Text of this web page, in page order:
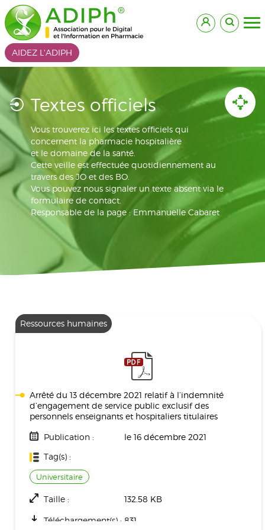
AIDEZ L'ADIPH
Textes officiels
Vous trouverez ici les textes officiels qui
concernent la pharmacie hospitalière
et le domaine de la santé.
Cette veille est effectuée quotidiennement au
travers des JO et des BO.
Vous pouvez nous signaler un texte absent via le
formulaire de contact.
Responsable de la page : Emmanuelle Cabaret
Ressources humaines
Arrêté du 13 décembre 2021 relatif à l’indemnité
d’engagement de service public exclusif des
personnels enseignants et hospitaliers titulaires
Publication :
le 16 décembre 2021
Tag(s) :
Universitaire
Taille : 132.58 KB
Téléchargement(s) : 831